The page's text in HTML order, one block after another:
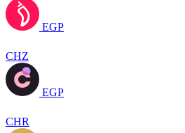
EGP
CHZ
EGP
CHR